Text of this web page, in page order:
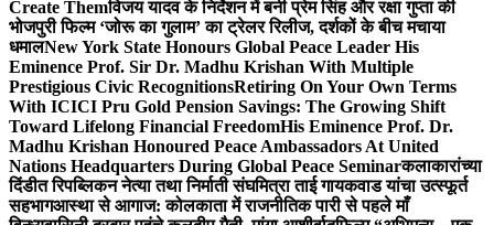
Create Themविजय यादव के निर्देशन में बनी प्रेम सिंह और रक्षा गुप्ता की
भोजपुरी फिल्म ‘जोरू का गुलाम’ का ट्रेलर रिलीज, दर्शकों के बीच मचाया
धमालNew York State Honours Global Peace Leader His
Eminence Prof. Sir Dr. Madhu Krishan With Multiple
Prestigious Civic RecognitionsRetiring On Your Own Terms
With ICICI Pru Gold Pension Savings: The Growing Shift
Toward Lifelong Financial FreedomHis Eminence Prof. Dr.
Madhu Krishan Honoured Peace Ambassadors At United
Nations Headquarters During Global Peace Seminarकलाकारांच्या
दिंडीत रिपब्लिकन नेत्या तथा निर्माती संघमित्रा ताई गायकवाड यांचा उत्स्फूर्त
सहभागआस्था से आगाज: कोलकाता में राजनीतिक पारी से पहले माँ